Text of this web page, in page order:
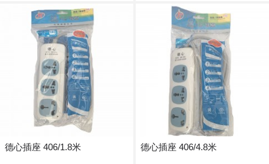
德心插座 406/1.8米 德心插座 406/4.8米